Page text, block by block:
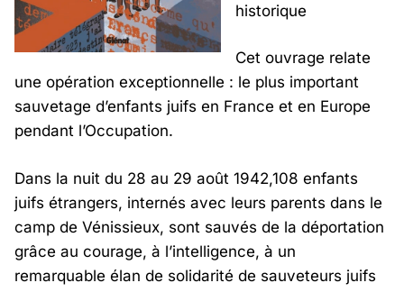
historique
Cet ouvrage relate
une opération exceptionnelle : le plus important
sauvetage d’enfants juifs en France et en Europe
pendant l’Occupation.
Dans la nuit du 28 au 29 août 1942,108 enfants
juifs étrangers, internés avec leurs parents dans le
camp de Vénissieux, sont sauvés de la déportation
grâce au courage, à l’intelligence, à un
remarquable élan de solidarité de sauveteurs juifs